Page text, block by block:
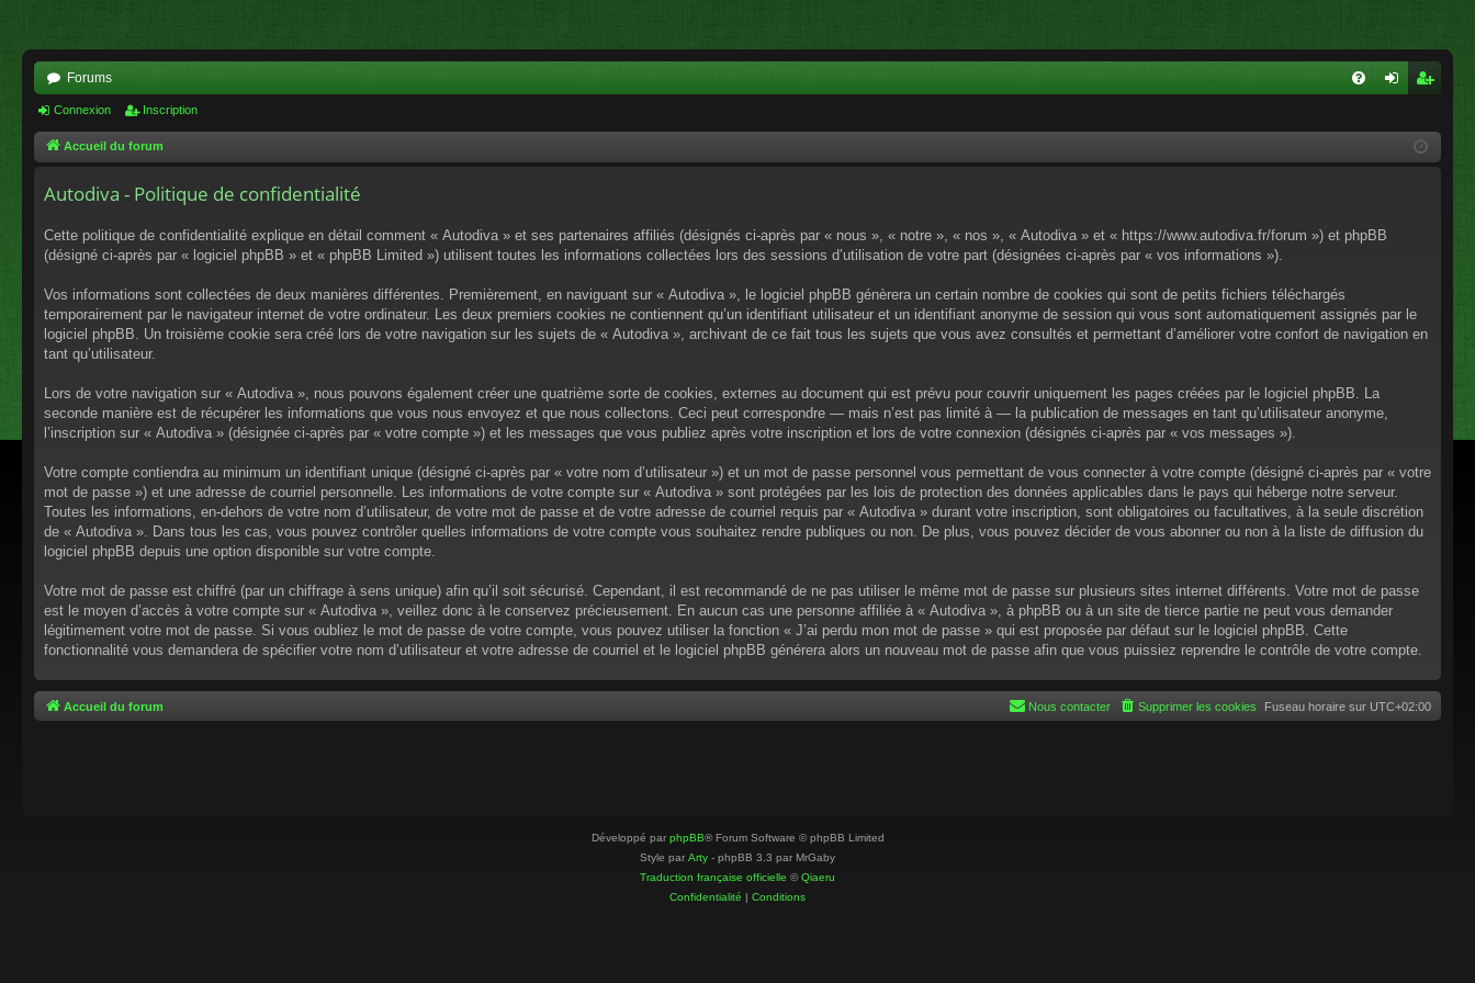
Forums
cri
Connexion Inscription
Accueil du forum
Autodiva - Politique de confidentialité
Cette politique de confidentialité explique en détail comment « Autodiva » et ses partenaires affiliés (désignés ci-après par « nous », « notre », « nos », « Autodiva » et « https://www.autodiva.fr/forum ») et phpBB
(désigné ci-après par « logiciel phpBB » et « phpBB Limited ») utilisent toutes les informations collectées lors des sessions d’utilisation de votre part (désignées ci-après par « vos informations »).
Vos informations sont collectées de deux manières différentes. Premièrement, en naviguant sur « Autodiva », le logiciel phpBB génèrera un certain nombre de cookies qui sont de petits fichiers téléchargés
temporairement par le navigateur internet de votre ordinateur. Les deux premiers cookies ne contiennent qu’un identifiant utilisateur et un identifiant anonyme de session qui vous sont automatiquement assignés par le
logiciel phpBB. Un troisième cookie sera créé lors de votre navigation sur les sujets de « Autodiva », archivant de ce fait tous les sujets que vous avez consultés et permettant d’améliorer votre confort de navigation en
tant qu’utilisateur.
Lors de votre navigation sur « Autodiva », nous pouvons également créer une quatrième sorte de cookies, externes au document qui est prévu pour couvrir uniquement les pages créées par le logiciel phpBB. La
seconde manière est de récupérer les informations que vous nous envoyez et que nous collectons. Ceci peut correspondre — mais n’est pas limité à — la publication de messages en tant qu’utilisateur anonyme,
l’inscription sur « Autodiva » (désignée ci-après par « votre compte ») et les messages que vous publiez après votre inscription et lors de votre connexion (désignés ci-après par « vos messages »).
Votre compte contiendra au minimum un identifiant unique (désigné ci-après par « votre nom d’utilisateur ») et un mot de passe personnel vous permettant de vous connecter à votre compte (désigné ci-après par « votre
mot de passe ») et une adresse de courriel personnelle. Les informations de votre compte sur « Autodiva » sont protégées par les lois de protection des données applicables dans le pays qui héberge notre serveur.
Toutes les informations, en-dehors de votre nom d’utilisateur, de votre mot de passe et de votre adresse de courriel requis par « Autodiva » durant votre inscription, sont obligatoires ou facultatives, à la seule discrétion
de « Autodiva ». Dans tous les cas, vous pouvez contrôler quelles informations de votre compte vous souhaitez rendre publiques ou non. De plus, vous pouvez décider de vous abonner ou non à la liste de diffusion du
logiciel phpBB depuis une option disponible sur votre compte.
Votre mot de passe est chiffré (par un chiffrage à sens unique) afin qu’il soit sécurisé. Cependant, il est recommandé de ne pas utiliser le même mot de passe sur plusieurs sites internet différents. Votre mot de passe
est le moyen d’accès à votre compte sur « Autodiva », veillez donc à le conservez précieusement. En aucun cas une personne affiliée à « Autodiva », à phpBB ou à un site de tierce partie ne peut vous demander
légitimement votre mot de passe. Si vous oubliez le mot de passe de votre compte, vous pouvez utiliser la fonction « J’ai perdu mon mot de passe » qui est proposée par défaut sur le logiciel phpBB. Cette
fonctionnalité vous demandera de spécifier votre nom d’utilisateur et votre adresse de courriel et le logiciel phpBB générera alors un nouveau mot de passe afin que vous puissiez reprendre le contrôle de votre compte.
Accueil du forum Fuseau horaire sur UTC+02:00
Supprimer les cookies
Nous contacter
Développé par phpBB® Forum Software © phpBB Limited
Style par Arty - phpBB 3.3 par MrGaby
Traduction française officielle ©Qiaeru
Confidentialité | Conditions